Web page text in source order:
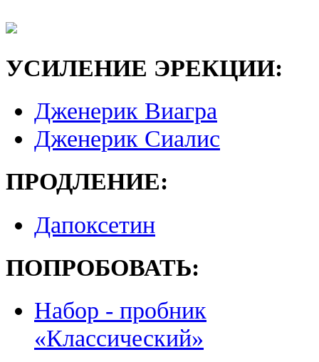
УСИЛЕНИЕ ЭРЕКЦИИ:
Дженерик Виагра
Дженерик Сиалис
ПРОДЛЕНИЕ:
Дапоксетин
ПОПРОБОВАТЬ:
Набор - пробник
«Классический»